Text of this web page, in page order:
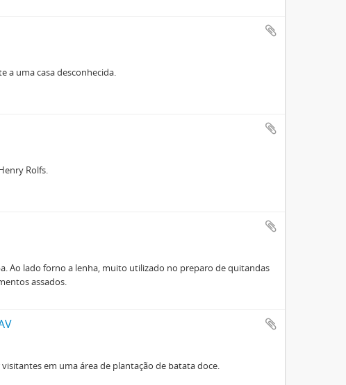
a uma casa desconhecida.
Rolfs.
Ao lado forno a lenha, muito utilizado no preparo de quitandas
assados.
em uma área de plantação de batata doce.